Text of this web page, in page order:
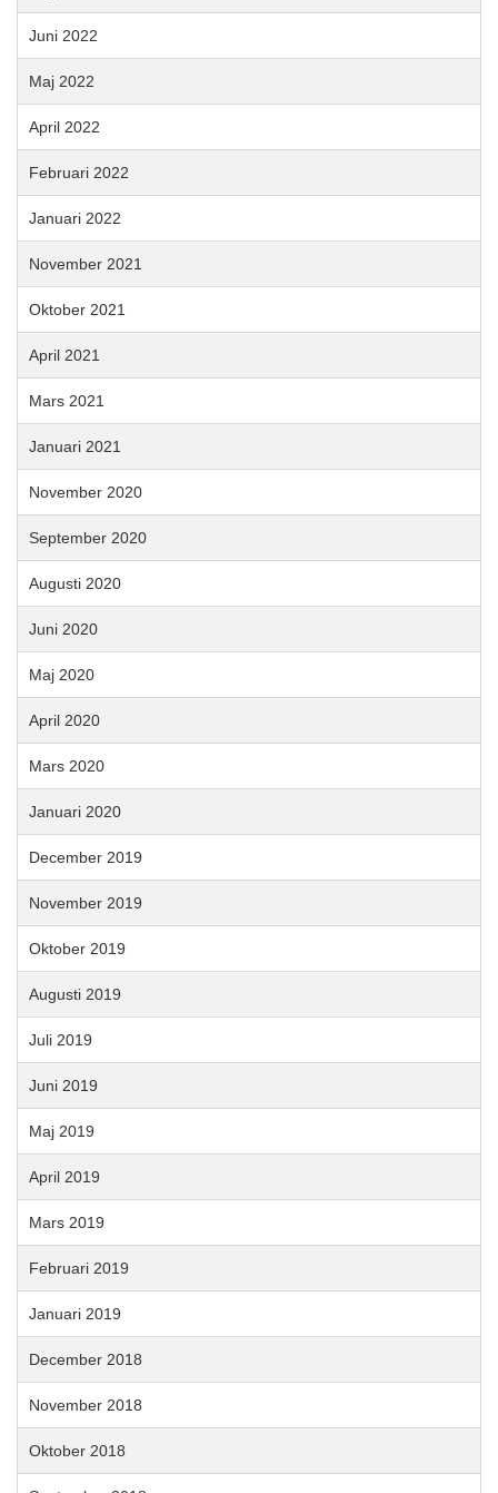
Juni 2022
Maj 2022
April 2022
Februari 2022
Januari 2022
November 2021
Oktober 2021
April 2021
Mars 2021
Januari 2021
November 2020
September 2020
Augusti 2020
Juni 2020
Maj 2020
April 2020
Mars 2020
Januari 2020
December 2019
November 2019
Oktober 2019
Augusti 2019
Juli 2019
Juni 2019
Maj 2019
April 2019
Mars 2019
Februari 2019
Januari 2019
December 2018
November 2018
Oktober 2018